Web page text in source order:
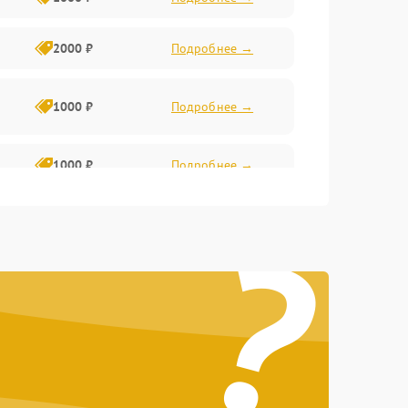
2000 ₽ Подробнее →
1000 ₽ Подробнее →
1000 ₽ Подробнее →
2500 ₽
Подробнее →
?